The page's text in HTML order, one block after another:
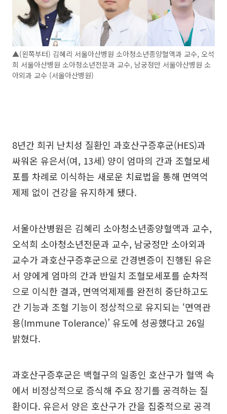
▲(왼쪽부터) 김혜리 서울아산병원 소아청소년종양혈액과 교수, 오석
희 서울아산병원 소아청소년전문과 교수, 남궁정만 서울아산병원 소
아외과 교수 (서울아산병원)
8년간 희귀 난치성 질환인 과호산구증후군(HES)과
싸워온 유은서(여, 13세) 양이 엄마의 간과 조혈모세
포를 차례로 이식하는 새로운 치료법을 통해 면역억
제제 없이 건강을 유지하게 됐다.
서울아산병원은 김혜리 소아청소년종양혈액과 교수,
오석희 소아청소년전문과 교수, 남궁정만 소아외과
교수가 과호산구증후군으로 간경변증이 진행된 유은
서 양에게 엄마의 간과 반일치 조혈모세포를 순차적
으로 이식한 결과, 면역억제제를 완전히 중단하고도
간 기능과 조혈 기능이 정상적으로 유지되는 ‘면역관
용(Immune Tolerance)’ 유도에 성공했다고 26일
밝혔다.
과호산구증후군은 백혈구의 일종인 호산구가 혈액 속
에서 비정상적으로 증식해 주요 장기를 공격하는 질
환이다. 유은서 양은 호산구가 간을 집중적으로 공격